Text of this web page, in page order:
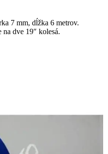
7 mm, dĺžka 6 metrov.
na dve 19″ kolesá.